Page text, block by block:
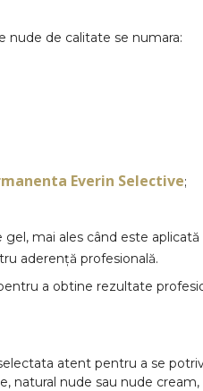
nude de calitate se numara:
Everin Selective;
mai ales când este aplicată
aderență profesională.
a obtine rezultate
atent pentru a se
natural nude sau nude